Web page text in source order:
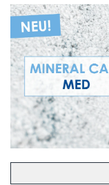
PFLEGELINIEN
PRODUKTFINDER
ÜBER
DALTON
INSTITUTSKOSMETIK
MAGAZIN